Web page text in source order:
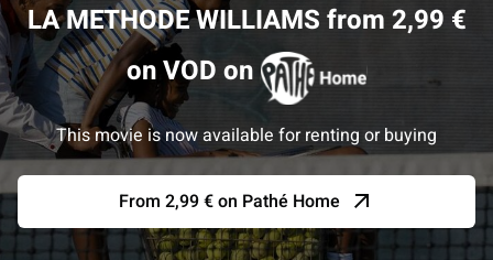
LA METHODE WILLIAMS from 2,99 €
on VOD on
This movie is now available for renting or buying
From 2,99 € on Pathé Home